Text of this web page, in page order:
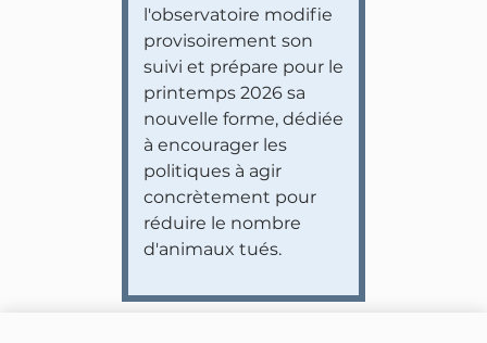
l'observatoire modifie
provisoirement son
suivi et prépare pour le
printemps 2026 sa
nouvelle forme, dédiée
à encourager les
politiques à agir
concrètement pour
réduire le nombre
d'animaux tués.